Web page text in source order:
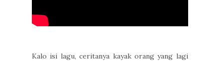
Kalo isi lagu, ceritanya kayak orang yang lagi